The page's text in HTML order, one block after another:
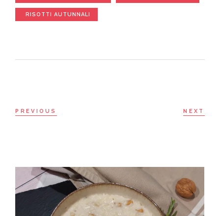
RISOTTI AUTUNNALI
PREVIOUS NEXT